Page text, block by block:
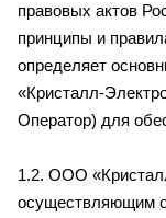
правовых актов
принципы и
определяет
«Кристалл-
Оператор) для
1.2. ООО
осуществляющим